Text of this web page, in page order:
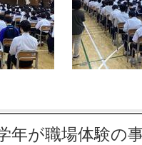
年が職場体験の